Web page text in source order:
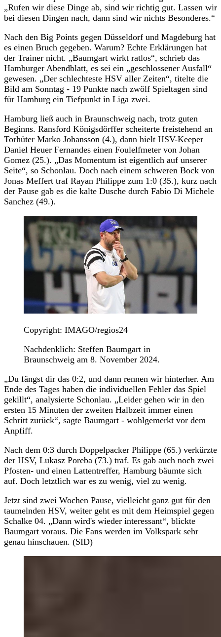
„Rufen wir diese Dinge ab, sind wir richtig gut. Lassen wir
bei diesen Dingen nach, dann sind wir nichts Besonderes.“
Nach den Big Points gegen Düsseldorf und Magdeburg hat
es einen Bruch gegeben. Warum? Echte Erklärungen hat
der Trainer nicht. „Baumgart wirkt ratlos“, schrieb das
Hamburger Abendblatt, es sei ein „geschlossener Ausfall“
gewesen. „Der schlechteste HSV aller Zeiten“, titelte die
Bild am Sonntag - 19 Punkte nach zwölf Spieltagen sind
für Hamburg ein Tiefpunkt in Liga zwei.
Hamburg ließ auch in Braunschweig nach, trotz guten
Beginns. Ransford Königsdörffer scheiterte freistehend an
Torhüter Marko Johansson (4.), dann hielt HSV-Keeper
Daniel Heuer Fernandes einen Foulelfmeter von Johan
Gomez (25.). „Das Momentum ist eigentlich auf unserer
Seite“, so Schonlau. Doch nach einem schweren Bock von
Jonas Meffert traf Rayan Philippe zum 1:0 (35.), kurz nach
der Pause gab es die kalte Dusche durch Fabio Di Michele
Sanchez (49.).
Copyright: IMAGO/regios24
Nachdenklich: Steffen Baumgart in
Braunschweig am 8. November 2024.
„Du fängst dir das 0:2, und dann rennen wir hinterher. Am
Ende des Tages haben die individuellen Fehler das Spiel
gekillt“, analysierte Schonlau. „Leider gehen wir in den
ersten 15 Minuten der zweiten Halbzeit immer einen
Schritt zurück“, sagte Baumgart - wohlgemerkt vor dem
Anpfiff.
Nach dem 0:3 durch Doppelpacker Philippe (65.) verkürzte
der HSV, Lukasz Poreba (73.) traf. Es gab auch noch zwei
Pfosten- und einen Lattentreffer, Hamburg bäumte sich
auf. Doch letztlich war es zu wenig, viel zu wenig.
Jetzt sind zwei Wochen Pause, vielleicht ganz gut für den
taumelnden HSV, weiter geht es mit dem Heimspiel gegen
Schalke 04. „Dann wird's wieder interessant“, blickte
Baumgart voraus. Die Fans werden im Volkspark sehr
genau hinschauen. (SID)